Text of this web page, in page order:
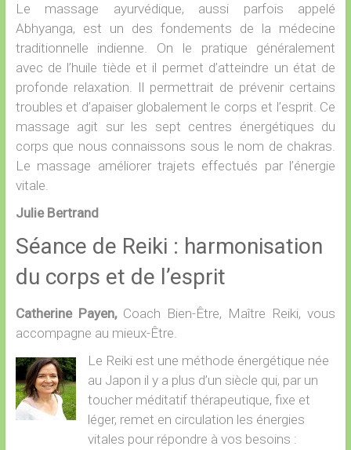
Le massage ayurvédique, aussi parfois appelé
Abhyanga, est un des fondements de la médecine
traditionnelle indienne. On le pratique généralement
avec de l’huile tiède et il permet d’atteindre un état de
profonde relaxation. Il permettrait de prévenir certains
troubles et d’apaiser globalement le corps et l’esprit. Ce
massage agit sur les sept centres énergétiques du
corps que nous connaissons sous le nom de chakras.
Le massage améliorer trajets effectués par l’énergie
vitale.
Julie Bertrand
Séance de Reiki : harmonisation
du corps et de l’esprit
Catherine Payen,Coach Bien-Être, Maître Reiki, vous
accompagne au mieux-Être.
Le Reiki est une méthode énergétique née
au Japon il y a plus d’un siècle qui, par un
toucher méditatif thérapeutique, fixe et
léger, remet en circulation les énergies
vitales pour répondre à vos besoins :